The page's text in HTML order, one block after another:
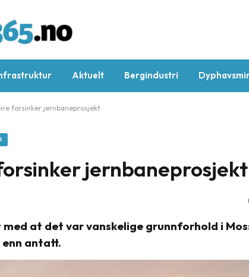
Aktuelt Bergindustri
forsinker jernbaneprosjekt
jernbaneprosjekt
med at det var vanskelige grunnforhold i
enn antatt.